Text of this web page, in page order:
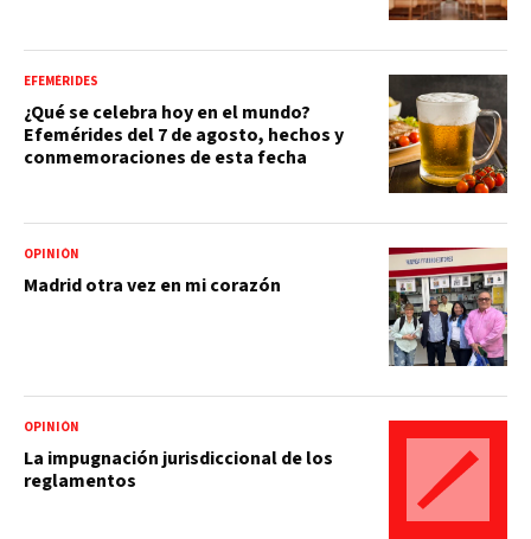
EFEMÉRIDES
¿Qué se celebra hoy en el mundo?
Efemérides del 7 de agosto, hechos y
conmemoraciones de esta fecha
OPINIÓN
Madrid otra vez en mi corazón
OPINIÓN
La impugnación jurisdiccional de los
reglamentos